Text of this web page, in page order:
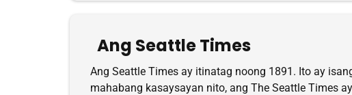
Ang Seattle Times
Ang Seattle Times ay itinatag noong 1891. Ito ay
mahabang kasaysayan nito, ang The Seattle Times